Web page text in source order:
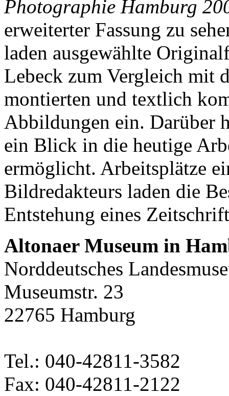
Photographie Hamburg
erweiterter Fassung zu
laden ausgewählte
Lebeck zum Vergleich mit
montierten und textlich
Abbildungen ein. Darüber
ein Blick in die heutige
ermöglicht. Arbeitsplätze
Bildredakteurs laden die
Entstehung eines
Altonaer Museum in
Norddeutsches
Museumstr. 23
22765 Hamburg
Tel.: 040-42811-3582
Fax: 040-42811-2122